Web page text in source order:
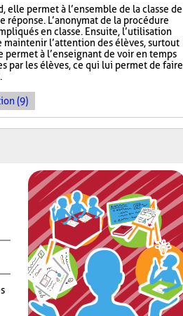
elle permet à l’ensemble de la classe de
L’anonymat de la procédure
en classe. Ensuite, l’utilisation
l’attention des élèves, surtout
à l’enseignant de voir en temps
par les élèves, ce qui lui permet de faire
(9)